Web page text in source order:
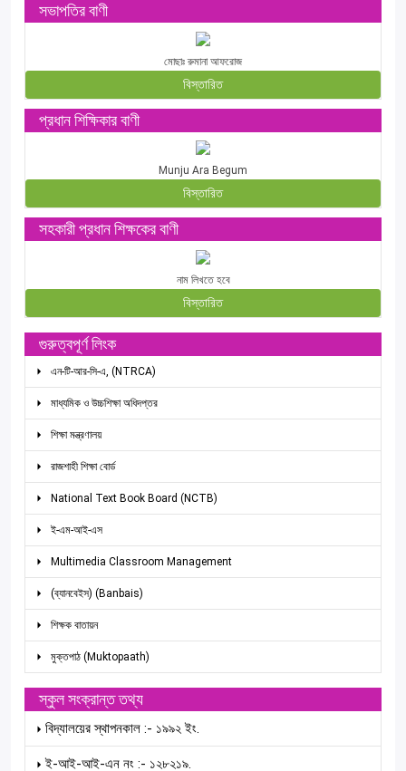
সভাপতির বাণী
মোছাঃ রুমানা আফরোজ
বিস্তারিত
প্রধান শিক্ষিকার বাণী
Munju Ara Begum
বিস্তারিত
সহকারী প্রধান শিক্ষকের বাণী
নাম লিখতে হবে
বিস্তারিত
গুরুত্বপূর্ণ লিংক
এন-টি-আর-সি-এ, (NTRCA)
মাধ্যমিক ও উচ্চশিক্ষা অধিদপ্তর
শিক্ষা মন্ত্রণালয়
রাজশাহী শিক্ষা বোর্ড
National Text Book Board (NCTB)
ই-এম-আই-এস
Multimedia Classroom Management
(ব্যানবেইস) (Banbais)
শিক্ষক বাতায়ন
মুক্তপাঠ (Muktopaath)
স্কুল সংক্রান্ত তথ্য
বিদ্যালয়ের স্থাপনকাল :- ১৯৯২ ইং.
ই-আই-আই-এন নং :- ১২৮২১৯.